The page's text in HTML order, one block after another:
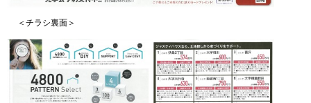
＜チラシ裏面＞